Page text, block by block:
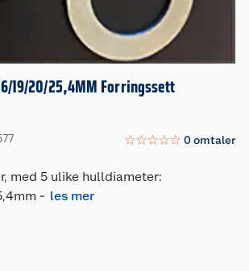
19/20/25,4MM Forringssett
☆☆☆☆☆ 0omtaler
med 5 ulike hulldiameter:
- les mer